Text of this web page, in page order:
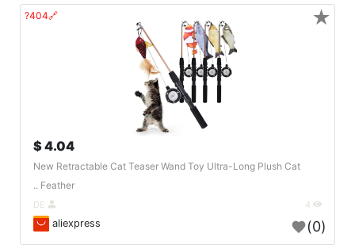
🔗404?
4.04 $
New Retractable Cat Teaser Wand Toy Ultra-Long Plush Cat
Feather ..
aliexpress (0)
★